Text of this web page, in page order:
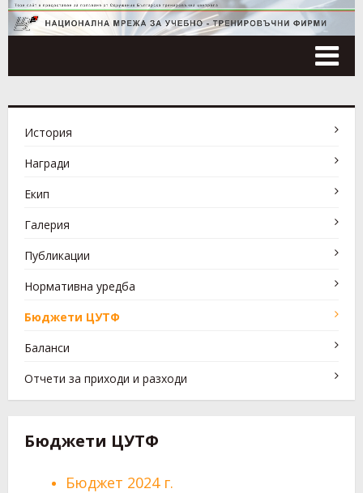
История
Награди
Екип
Галерия
Публикации
Нормативна уредба
Бюджети ЦУТФ
Баланси
Отчети за приходи и разходи
Бюджети ЦУТФ
Бюджет 2024 г.